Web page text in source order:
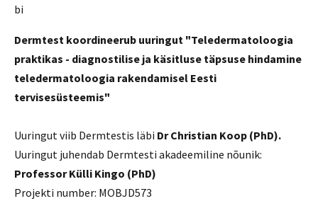
Dermtest koordineerub uuringut "Teledermatoloogia
praktikas - diagnostilise ja käsitluse täpsuse hindamine
teledermatoloogia rakendamisel Eesti
tervisesüsteemis"
Uuringut viib Dermtestis läbi Dr Christian Koop (PhD).
Uuringut juhendab Dermtesti akadeemiline nõunik:
Professor Külli Kingo (PhD)
Projekti number: MOBJD573